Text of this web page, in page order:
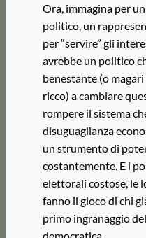
Ora, immagina per
politico, un
per “servire” gli
avrebbe un politico
benestante (o
ricco) a cambiare
rompere il sistema
disuguaglianza
un strumento di
costantemente. E i
elettorali costose, le
fanno il gioco di chi
primo ingranaggio
democratica.